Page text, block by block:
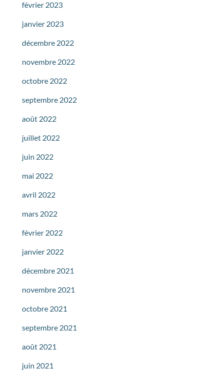
février 2023
janvier 2023
décembre 2022
novembre 2022
octobre 2022
septembre 2022
août 2022
juillet 2022
juin 2022
mai 2022
avril 2022
mars 2022
février 2022
janvier 2022
décembre 2021
novembre 2021
octobre 2021
septembre 2021
août 2021
juin 2021